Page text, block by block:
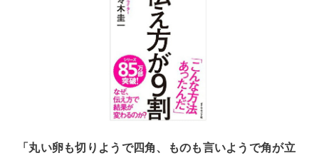
「丸い卵も切りようで四角、ものも言いようで角が立